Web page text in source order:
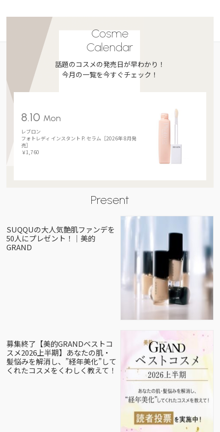
Cosme
Calendar
話題のコスメの発売日が早わかり！
今月の一覧を今すぐチェック！
8.10 Mon
レブロン
フォトレディ インスタント P. セラム［2026年 8月発
売］
￥1,760
Present
SUQQUの大人気艶肌ファンデを
50人にプレゼント！｜美的
GRAND
募集終了【美的GRANDベストコ
スメ2026上半期】あなたの肌・
髪悩みを解消し、”経年美化”して
くれたコスメをくわしく教えて！